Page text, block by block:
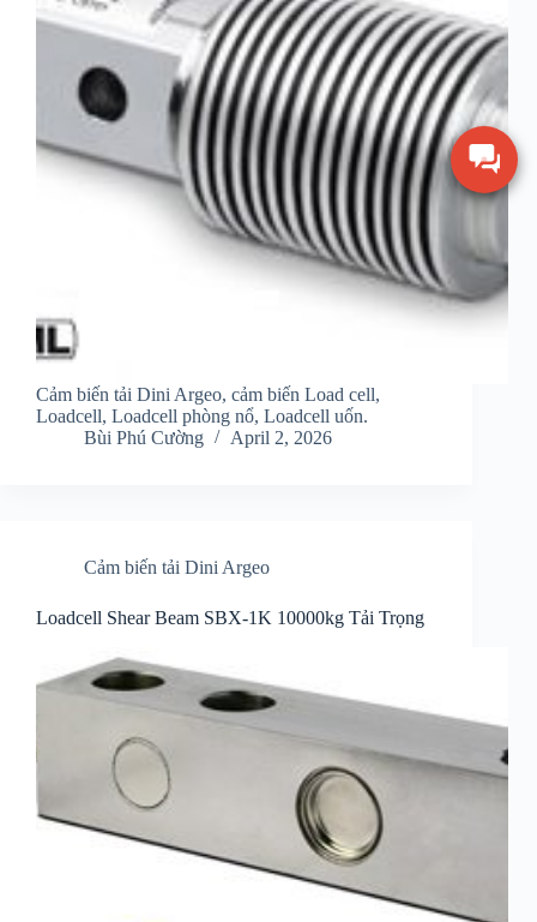
Cảm biến tải Dini Argeo, cảm biến Load cell,
Loadcell, Loadcell phòng nổ, Loadcell uốn.
Bùi Phú Cường
April 2, 2026
Cảm biến tải Dini Argeo
Loadcell Shear Beam SBX-1K 10000kg Tải Trọng